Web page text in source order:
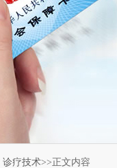
诊疗技术>>正文内容